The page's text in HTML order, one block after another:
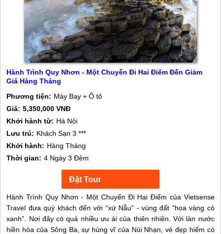
Hành Trình Quy Nhơn - Một Chuyến Đi Hai Điểm Đến Giảm
Giá Hàng Tháng
Phương tiện: Máy Bay + Ô tô
Giá: 5,350,000 VNĐ
Khởi hành từ: Hà Nội
Lưu trú: Khách Sạn 3 ***
Khởi hành: Hàng Tháng
Thời gian: 4 Ngày 3 Đêm
Hành Trình Quy Nhơn - Một Chuyến Đi Hai Điểm của Vietsense
Travel đưa quý khách đến với “xứ Nẫu” - vùng đất “hoa vàng cỏ
xanh”. Nơi đây có quá nhiều ưu ái của thiên nhiên. Với làn nước
hiền hòa của Sông Ba, sự hùng vĩ của Núi Nhạn, vẻ đẹp hiếm có